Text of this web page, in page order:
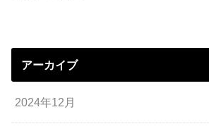
アーカイブ
2024年12月